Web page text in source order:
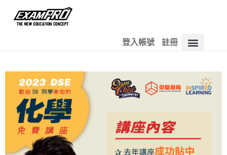
登入帳號 註冊